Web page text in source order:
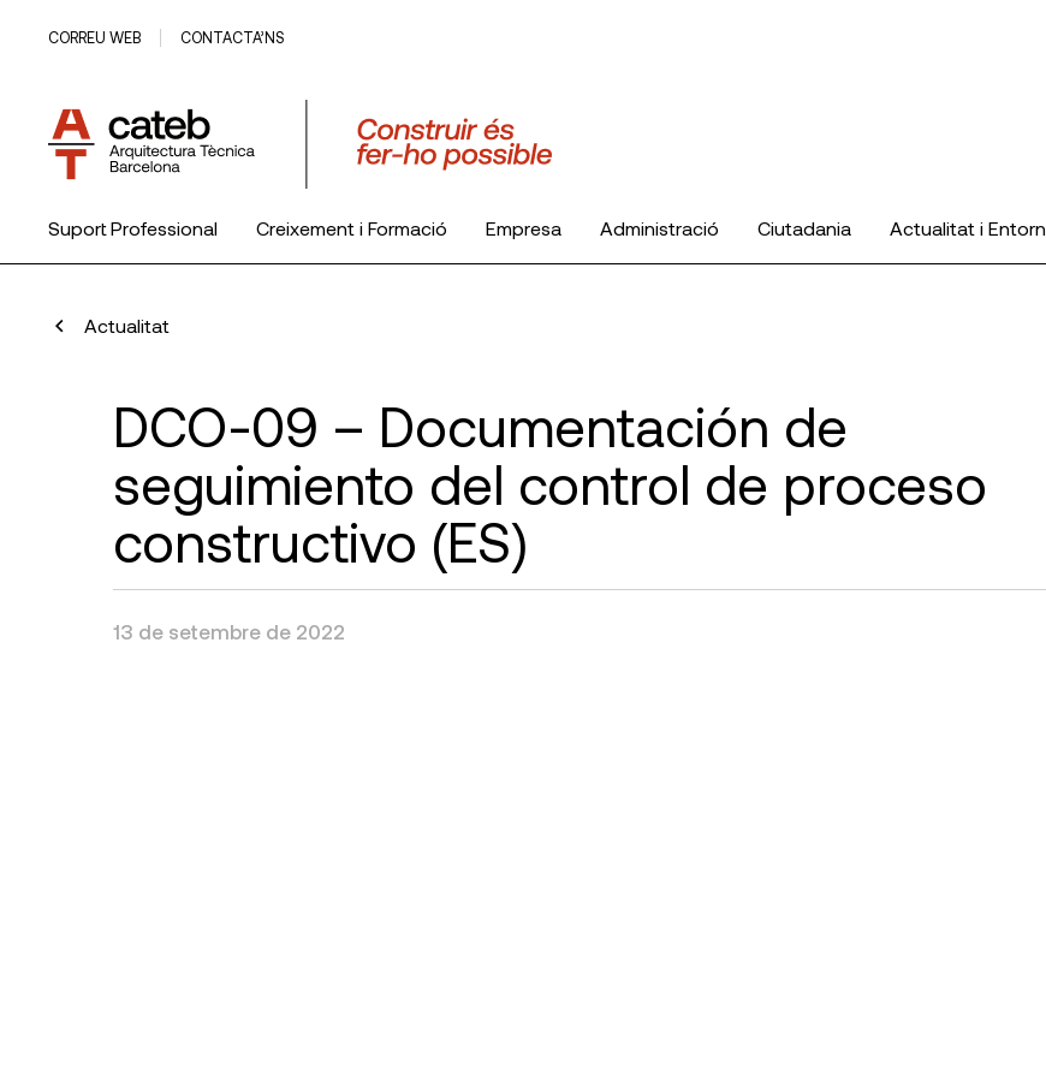
CORREU WEB CONTACTA’NS
Suport Professional Creixement i Formació Empresa Administració Ciutadania Actualitat i Entorn
Actualitat
DCO-09 – Documentación de
seguimiento del control de proceso
constructivo (ES)
13 de setembre de 2022